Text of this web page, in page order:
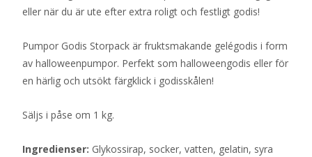
eller när du är ute efter extra roligt och festligt godis!
Pumpor Godis Storpack är fruktsmakande gelégodis i form
av halloweenpumpor. Perfekt som halloweengodis eller för
en härlig och utsökt färgklick i godisskålen!
Säljs i påse om 1 kg.
Ingredienser: Glykossirap, socker, vatten, gelatin, syra